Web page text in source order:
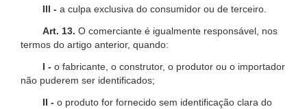
III - a culpa exclusiva do consumidor ou de terceiro.
Art. 13. O comerciante é igualmente responsável, nos
termos do artigo anterior, quando:
I - o fabricante, o construtor, o produtor ou o importador
não puderem ser identificados;
II - o produto for fornecido sem identificação clara do